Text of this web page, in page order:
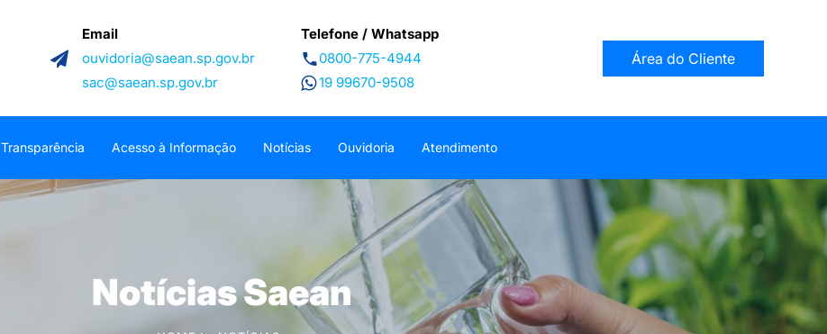
Email
ouvidoria@saean.sp.gov.br
sac@saean.sp.gov.br
Telefone / Whatsapp
0800-775-4944
19 99670-9508
Área do Cliente
Transparência Acesso à Informação Notícias Ouvidoria Atendimento
Notícias Saean